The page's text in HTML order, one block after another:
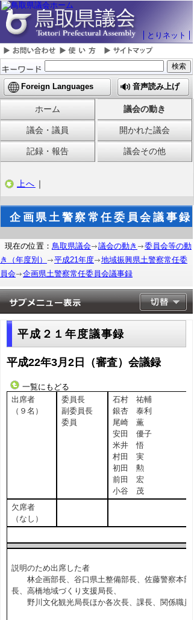
とりネット
Foreign Languages 音声読み上げ
ホーム 議会の動き
議会・議員 開かれた議会
記録・報告 議会その他
上へ ｜
企画県土警察常任委員会議事録
現在の位置： 鳥取県議会 議会の動き
委員会等の動
き（年度別）
平成21年度
地域振興県土警察常任委
員会
企画県土警察常任委員会議事録
平成２１年度議事録
平成22年3月2日（審査）会議録
一覧にもどる
出席者
（９名）
委員長
副委員長
委員
石村 祐輔
銀杏 泰利
尾崎 薫
安田 優子
米井 悟
村田 実
初田 勲
前田 宏
小谷 茂
欠席者
（なし）
説明のため出席した者
林企画部長、谷口県土整備部長、佐藤警察本部
長、高橋地域づくり支援局長、
野川文化観光局長ほか各次長、課長、関係職員